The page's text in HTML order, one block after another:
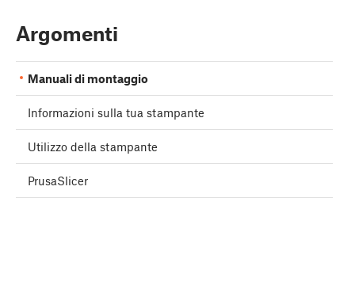
Argomenti
Manuali di montaggio
Informazioni sulla tua stampante
Utilizzo della stampante
PrusaSlicer